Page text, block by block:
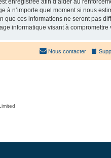
n’importe quel moment si nous
ces informations ne seront pas
informatique visant à compromettre
Nous contacter